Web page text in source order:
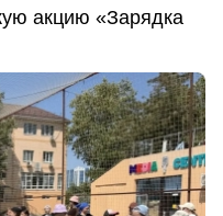
акцию «Зарядка